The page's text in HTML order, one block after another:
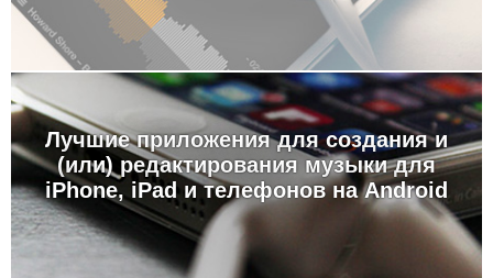
Лучшие приложения для создания и
(или) редактирования музыки для
iPhone, iPad и телефонов на Android